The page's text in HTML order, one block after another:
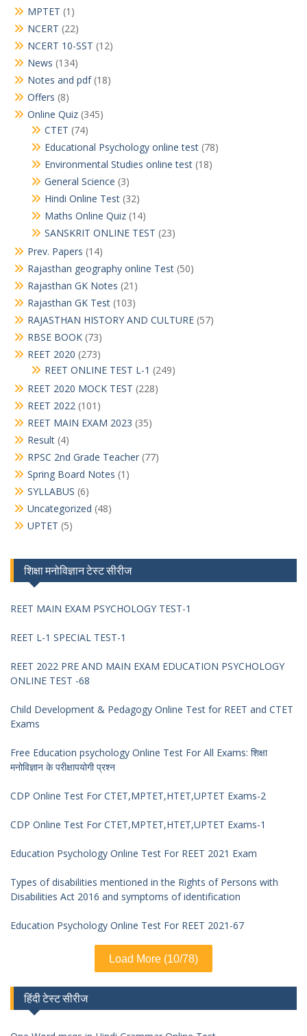
MPTET (1)
NCERT (22)
NCERT 10-SST (12)
News (134)
Notes and pdf(18)
Offers (8)
Online Quiz (345)
CTET (74)
Educational Psychology online test (78)
Environmental Studies online test (18)
General Science (3)
Hindi Online Test (32)
Maths Online Quiz (14)
SANSKRIT ONLINE TEST (23)
Prev. Papers (14)
Rajasthan geography online Test (50)
Rajasthan GK Notes (21)
Rajasthan GK Test (103)
RAJASTHAN HISTORY AND CULTURE (57)
RBSE BOOK (73)
REET 2020 (273)
REET ONLINE TEST L-1 (249)
REET 2020 MOCK TEST (228)
REET 2022 (101)
REET MAIN EXAM 2023 (35)
Result (4)
RPSC 2nd Grade Teacher (77)
Spring Board Notes (1)
SYLLABUS (6)
Uncategorized (48)
UPTET (5)
शिक्षा मनोविज्ञान टेस्ट सीरीज
REET MAIN EXAM PSYCHOLOGY TEST-1
REET L-1 SPECIAL TEST-1
REET 2022 PRE AND MAIN EXAM EDUCATION PSYCHOLOGY
ONLINE TEST -68
Child Development & Pedagogy Online Test for REET and CTET
Exams
Free Education psychology Online Test For All Exams: शिक्षा
मनोविज्ञान के परीक्षापयोगी प्रश्न
CDP Online Test For CTET,MPTET,HTET,UPTET Exams-2
CDP Online Test For CTET,MPTET,HTET,UPTET Exams-1
Education Psychology Online Test For REET 2021 Exam
Types of disabilities mentioned in the Rights of Persons with
Disabilities Act 2016 and symptoms of identification
Education Psychology Online Test For REET 2021-67
Load More (10/78)
हिंदी टेस्ट सीरीज